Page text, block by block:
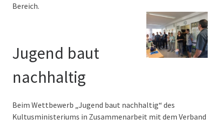
Bereich.
Jugend baut
nachhaltig
Beim Wettbewerb „Jugend baut nachhaltig“ des
Kultusministeriums in Zusammenarbeit mit dem Verband